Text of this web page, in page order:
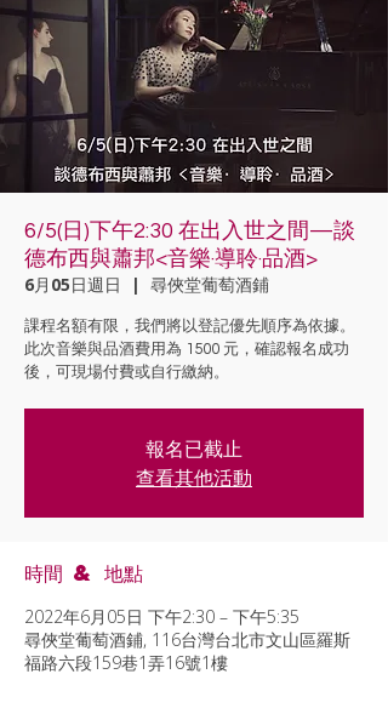
6/5(日)下午2:30 在出入世之間—談
德布西與蕭邦<音樂·導聆·品酒>
6月05日週日
  |
尋俠堂葡萄酒鋪
課程名額有限，我們將以登記優先順序為依據。
此次音樂與品酒費用為 1500 元，確認報名成功
後，可現場付費或自行繳納。
報名已截止
查看其他活動
時間 & 地點
2022年6月05日 下午2:30 – 下午5:35
尋俠堂葡萄酒鋪, 116台灣台北市文山區羅斯
福路六段159巷1弄16號1樓